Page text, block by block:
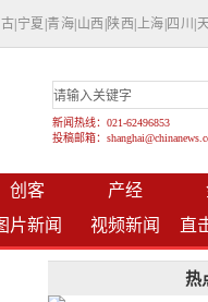
宁夏 青海 山西 陕西 上海 四川
新闻热线：021-62496853
投稿邮箱：
创客 产经
片新闻 视频新闻 直
热